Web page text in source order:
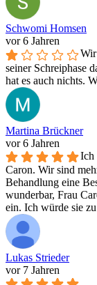
Schwomi Homsen
vor 6 Jahren
seiner Schreiphase
hat es auch nichts.
Martina Brückner
vor 6 Jahren
Ich
Caron. Wir sind
Behandlung eine
wunderbar, Frau
ein. Ich würde sie
Lukas Strieder
vor 7 Jahren